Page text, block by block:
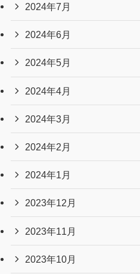
2024年7月
2024年6月
2024年5月
2024年4月
2024年3月
2024年2月
2024年1月
2023年12月
2023年11月
2023年10月